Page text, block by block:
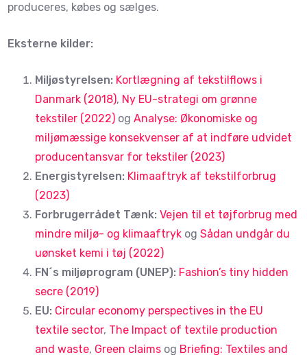
produceres, købes og sælges.
Eksterne kilder:
Miljøstyrelsen: Kortlægning af tekstilflows i
Danmark (2018), Ny EU-strategi om grønne
tekstiler (2022) ogAnalyse: Økonomiske og
miljømæssige konsekvenser af at indføre udvidet
producentansvar for tekstiler (2023)
Energistyrelsen: Klimaaftryk af tekstilforbrug
(2023)
Forbrugerrådet Tænk:Vejen til et tøjforbrug med
mindre miljø- og klimaaftryk ogSådan undgår du
uønsket kemi i tøj (2022)
FN´s miljøprogram (UNEP): Fashion’s tiny hidden
secre (2019)
EU: Circular economy perspectives in the EU
textile sector, The Impact of textile production
and waste, Green claims og Briefing: Textiles and